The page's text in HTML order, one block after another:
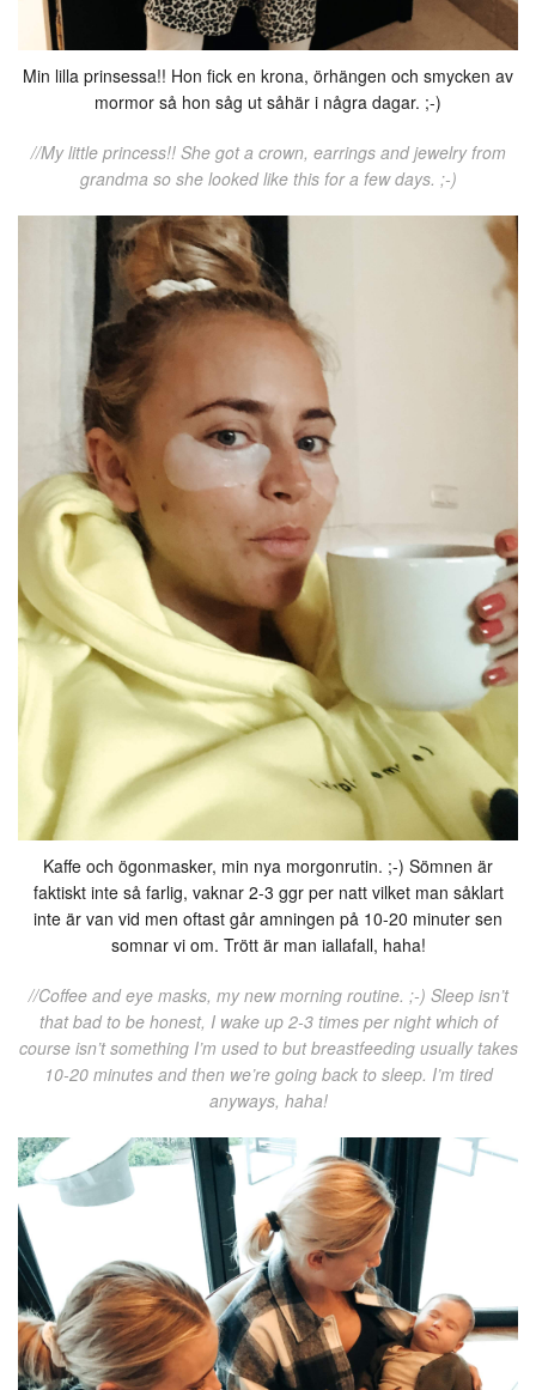
Min lilla prinsessa!! Hon fick en krona, örhängen och smycken av
mormor så hon såg ut såhär i några dagar. ;-)
//My little princess!! She got a crown, earrings and jewelry from
grandma so she looked like this for a few days. ;-)
Kaffe och ögonmasker, min nya morgonrutin. ;-) Sömnen är
faktiskt inte så farlig, vaknar 2-3 ggr per natt vilket man såklart
inte är van vid men oftast går amningen på 10-20 minuter sen
somnar vi om. Trött är man iallafall, haha!
//Coffee and eye masks, my new morning routine. ;-) Sleep isn’t
that bad to be honest, I wake up 2-3 times per night which of
course isn’t something I’m used to but breastfeeding usually takes
10-20 minutes and then we’re going back to sleep. I’m tired
anyways, haha!